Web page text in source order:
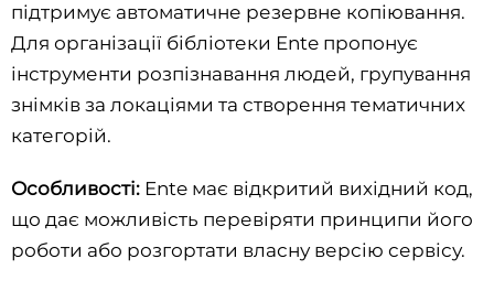
підтримує автоматичне резервне копіювання.
Для організації бібліотеки Ente пропонує
інструменти розпізнавання людей, групування
знімків за локаціями та створення тематичних
категорій.
Особливості: Ente має відкритий вихідний код,
що дає можливість перевіряти принципи його
роботи або розгортати власну версію сервісу.